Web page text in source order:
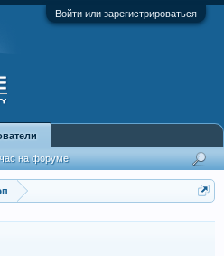
Войти или зарегистрироваться
на форуме
профиля